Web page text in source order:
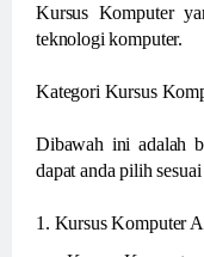
Kursus Komputer
teknologi komputer.
Kategori Kursus
Dibawah ini adalah
dapat anda pilih
1. Kursus Komputer